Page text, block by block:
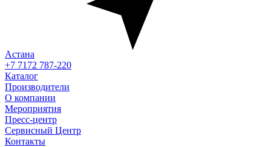
Астана
+7 7172 787-220
Каталог
Производители
О компании
Мероприятия
Пресс-центр
Сервисный Центр
Контакты